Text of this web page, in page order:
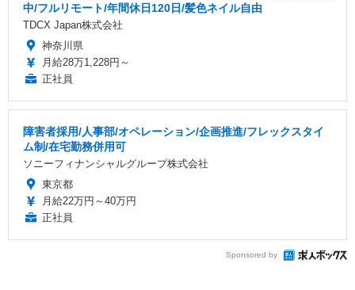
中/フルリモート/年間休日120日/髪色ネイル自由
TDCX Japan株式会社
神奈川県
月給28万1,228円～
正社員
障害者採用/人事部/オペレーション/企画推進/フレックスタイ
ム制/在宅勤務併用可
ソニーフィナンシャルグループ株式会社
東京都
月給22万円～40万円
正社員
Sponsored by